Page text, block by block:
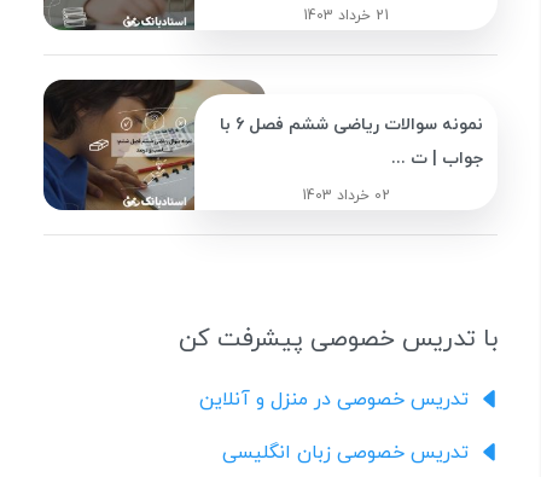
21 خرداد 1403
نمونه سوالات ریاضی ششم فصل 6 با
جواب | ت ...
02 خرداد 1403
با تدریس خصوصی پیشرفت کن
تدریس خصوصی در منزل و آنلاین
تدریس خصوصی زبان انگلیسی